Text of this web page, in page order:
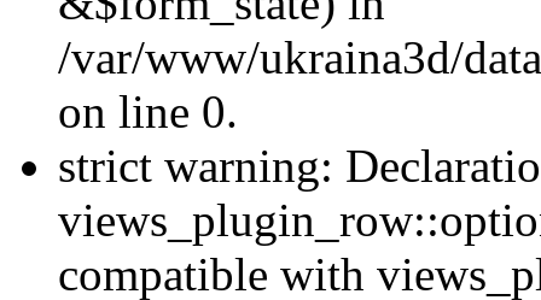
/var/www/ukraina3d/
on line 0.
strict warning:
compatible with